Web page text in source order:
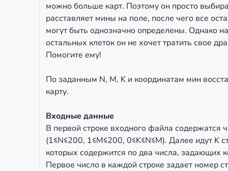
можно больше карт. Поэтому он просто
расставляет мины на поле, после чего все
могут быть однозначно определены. Однако
остальных клеток он не хочет тратить свое
Помогите ему!
По заданным N, M, K и координатам мин
карту.
Входные данные
В первой строке входного файла содержатся
(1≤N≤200, 1≤M≤200, 0≤K≤N≤M). Далее идут K
которых содержится по два числа, задающих
Первое число в каждой строке задает номер